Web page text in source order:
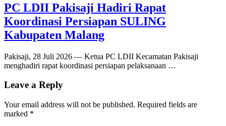
PC LDII Pakisaji Hadiri Rapat
Koordinasi Persiapan SULING
Kabupaten Malang
Pakisaji, 28 Juli 2026 — Ketua PC LDII Kecamatan Pakisaji
menghadiri rapat koordinasi persiapan pelaksanaan …
Leave a Reply
Your email address will not be published. Required fields are
marked *